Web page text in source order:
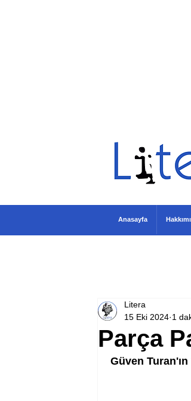
Parça
Litera
15 Eki 2024 1
Güven
Anasayfa